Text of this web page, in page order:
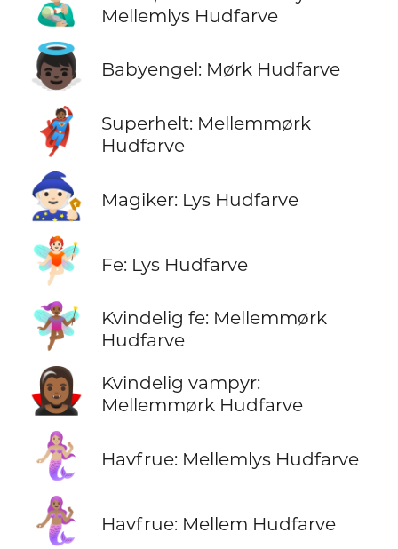
Mellemlys Hudfarve
👼🏿 Babyengel: Mørk Hudfarve
🦸🏾
Superhelt: Mellemmørk
Hudfarve
🧙🏻 Magiker: Lys Hudfarve
🧚🏻 Fe: Lys Hudfarve
🧚🏾‍♀️
Kvindelig fe: Mellemmørk
Hudfarve
🧛🏾‍♀️
Kvindelig vampyr:
Mellemmørk Hudfarve
🧜🏼‍♀️ Havfrue: Mellemlys Hudfarve
🧜🏽‍♀️ Havfrue: Mellem Hudfarve